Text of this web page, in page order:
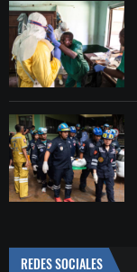
REDES SOCIALES